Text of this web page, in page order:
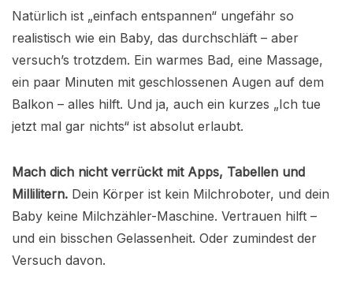
Natürlich ist „einfach entspannen“ ungefähr so
realistisch wie ein Baby, das durchschläft – aber
versuch’s trotzdem. Ein warmes Bad, eine Massage,
ein paar Minuten mit geschlossenen Augen auf dem
Balkon – alles hilft. Und ja, auch ein kurzes „Ich tue
jetzt mal gar nichts“ ist absolut erlaubt.
Mach dich nicht verrückt mit Apps, Tabellen und
Millilitern. Dein Körper ist kein Milchroboter, und dein
Baby keine Milchzähler-Maschine. Vertrauen hilft –
und ein bisschen Gelassenheit. Oder zumindest der
Versuch davon.